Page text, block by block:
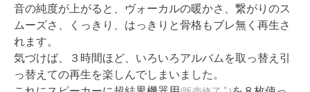
音の純度が上がると、ヴォーカルの暖かさ、繋がりのス
ムーズさ、くっきり、はっきりと骨格もブレ無く再生さ
れます。
気づけば、３時間ほど、いろいろアルバムを取っ替え引
っ替えての再生を楽しんでしまいました。
＊